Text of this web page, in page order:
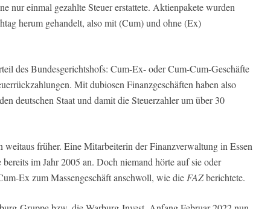
nur einmal gezahlte Steuer erstattete. Aktienpakete wurden
herum gehandelt, also mit (Cum) und ohne (Ex)
des Bundesgerichtshofs: Cum-Ex- oder Cum-Cum-Geschäfte
Mit dubiosen Finanzgeschäften haben also
deutschen Staat und damit die Steuerzahler um über 30
weitaus früher. Eine Mitarbeiterin der Finanzverwaltung in Essen
im Jahr 2005 an. Doch niemand hörte auf sie oder
Ex zum Massengeschäft anschwoll, wie die FAZberichtete.